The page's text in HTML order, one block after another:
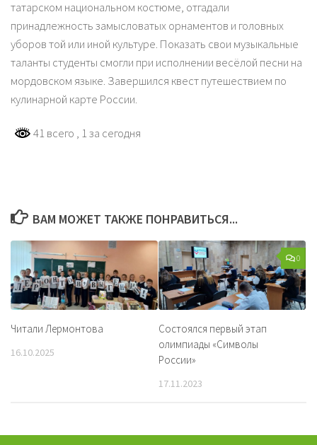
татарском национальном костюме, отгадали
принадлежность замысловатых орнаментов и головных
уборов той или иной культуре. Показать свои музыкальные
таланты студенты смогли при исполнении весёлой песни на
мордовском языке. Завершился квест путешествием по
кулинарной карте России.
41 всего , 1 за сегодня
ВАМ МОЖЕТ ТАКЖЕ ПОНРАВИТЬСЯ...
Читали Лермонтова
16.10.2025
0
Состоялся первый этап
олимпиады «Символы
России»
17.11.2023